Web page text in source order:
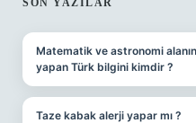
SIDEBAR
SON YAZILAR
Matematik ve astronomi
yapan Türk bilgini kimdir ?
Taze kabak alerji yapar mı ?